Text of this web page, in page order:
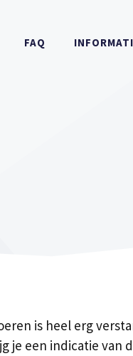
FAQ
is heel erg
je een indicatie van